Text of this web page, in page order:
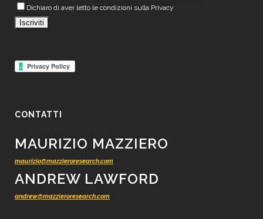
Dichiaro di aver letto le condizioni sulla Privacy
CONTATTI
MAURIZIO MAZZIERO
maurizio@mazzieroresearch.com
ANDREW LAWFORD
andrew@mazzieroresearch.com